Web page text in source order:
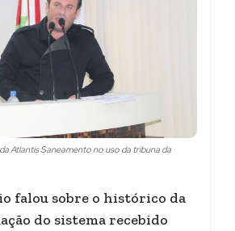
Atlantis Saneamento no uso da tribuna da
falou sobre o histórico da
do sistema recebido